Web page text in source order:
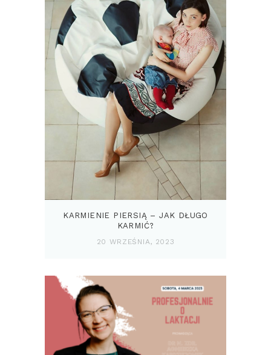
KARMIENIE PIERSIĄ – JAK DŁUGO
KARMIĆ?
20 WRZEŚNIA, 2023